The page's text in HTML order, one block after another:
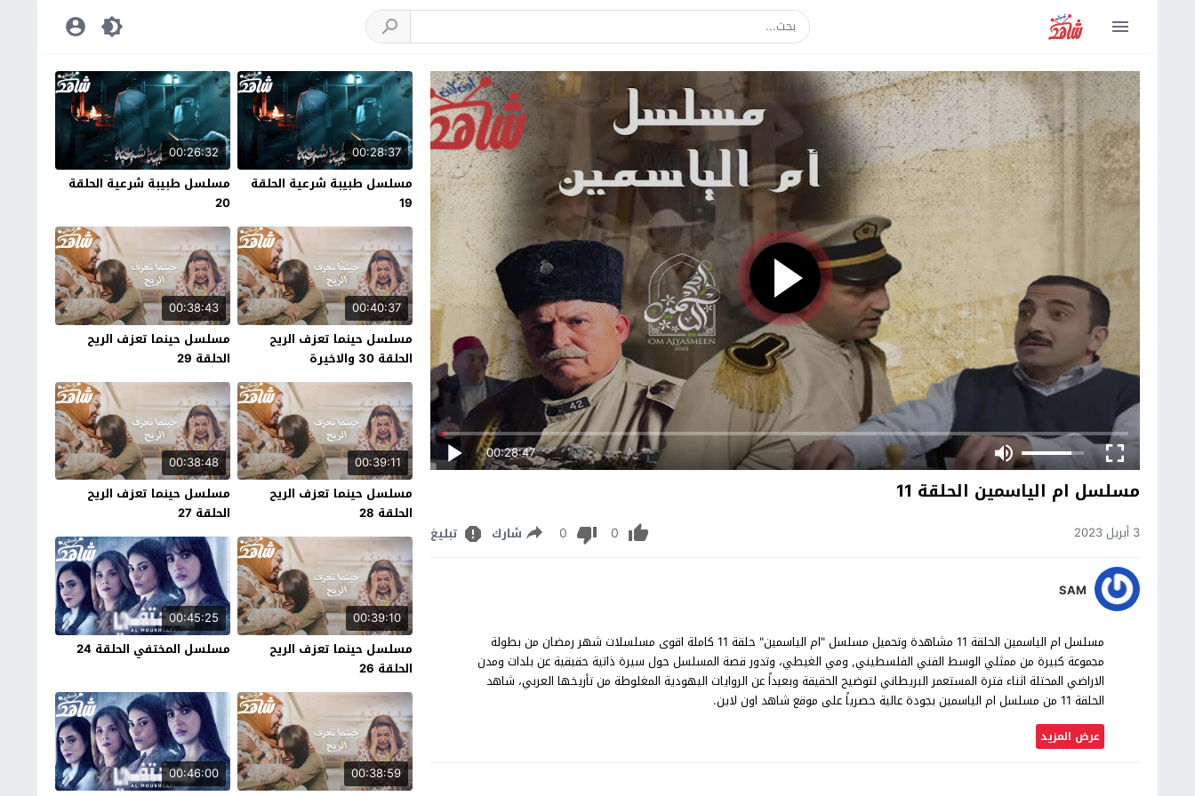
00:28:47
مسلسل ام الياسمين الحلقة 11
3 أبريل 2023 0
0 شارك تبليغ
SAM
مسلسل ام الياسمين الحلقة 11 مشاهدة وتحميل مسلسل "ام الياسمين" حلقة 11 كاملة اقوى مسلسلات شهر رمضان من بطولة
مجموعة كبيرة من ممثلي الوسط الفني الفلسطيني, ومي الغيطي، وتدور قصة المسلسل حول سيرة ذاتية حقيقية عن بلدات ومدن
الاراضي المحتلة اثناء فترة المستعمر البريطاني لتوضيح الحقيقة وبعيداً عن الروايات اليهودية المغلوطة من تأريخها العربي، شاهد
الحلقة 11 من مسلسل ام الياسمين بجودة عالية حصرياً على موقع شاهد اون لاين.
عرض المزيد
00:28:37
مسلسل طبيبة شرعية الحلقة
19
00:26:32
مسلسل طبيبة شرعية الحلقة
20
00:40:37
مسلسل حينما تعزف الريح
الحلقة 30 والاخيرة
00:38:43
مسلسل حينما تعزف الريح
الحلقة 29
00:39:11
مسلسل حينما تعزف الريح
الحلقة 28
00:38:48
مسلسل حينما تعزف الريح
الحلقة 27
00:39:10
مسلسل حينما تعزف الريح
الحلقة 26
00:45:25
مسلسل المختفي الحلقة 24
00:38:59
00:46:00